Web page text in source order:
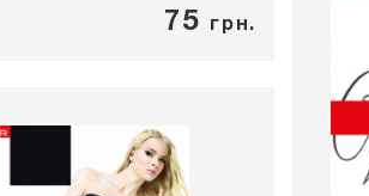
75 грн.